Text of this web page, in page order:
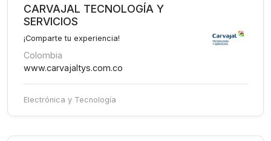
CARVAJAL TECNOLOGÍA Y
SERVICIOS
¡Comparte tu experiencia!
Colombia
www.carvajaltys.com.co
Electrónica y Tecnología